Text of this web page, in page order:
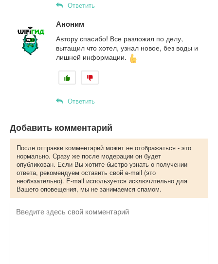
Ответить
Аноним
Автору спасибо! Все разложил по делу,
вытащил что хотел, узнал новое, без воды и
лишней информации.
Ответить
Добавить комментарий
После отправки комментарий может не отображаться - это
нормально. Сразу же после модерации он будет
опубликован. Если Вы хотите быстро узнать о получении
ответа, рекомендуем оставить свой e-mail (это
необязательно). E-mail используется исключительно для
Вашего оповещения, мы не занимаемся спамом.